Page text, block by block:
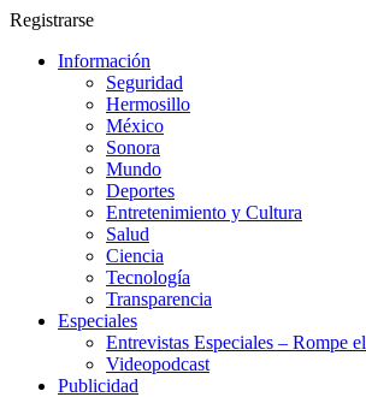
Registrarse
Información
Seguridad
Hermosillo
México
Sonora
Mundo
Deportes
Entretenimiento y Cultura
Salud
Ciencia
Tecnología
Transparencia
Especiales
Entrevistas Especiales – Rompe
Videopodcast
Publicidad